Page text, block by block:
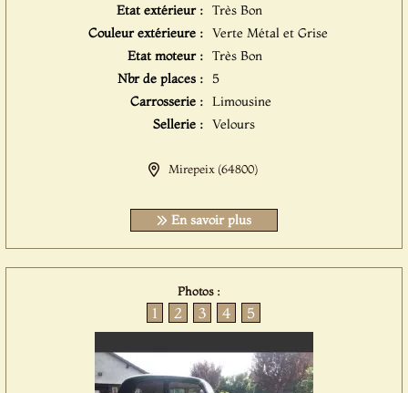
Etat extérieur : Très Bon
Couleur extérieure : Verte Métal et Grise
Etat moteur : Très Bon
Nbr de places :
5
Carrosserie : Limousine
Sellerie : Velours
Mirepeix (64800)
En savoir plus
Photos :
1 2 3 4 5